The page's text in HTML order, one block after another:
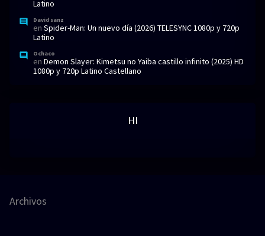
Latino
David sanz
en Spider-Man: Un nuevo día (2026) TELESYNC 1080p y 720p
Latino
Ochaco
en Demon Slayer: Kimetsu no Yaiba castillo infinito (2025) HD
1080p y 720p Latino Castellano
HI
Archivos